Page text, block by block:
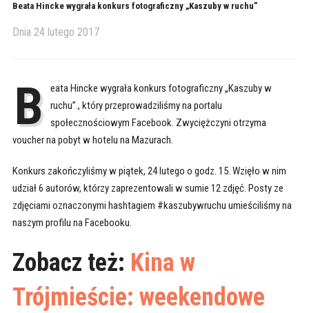
Beata Hincke wygrała konkurs fotograficzny „Kaszuby w ruchu”
Dnia 24 lutego 2017
B eata Hincke wygrała konkurs fotograficzny „Kaszuby w
ruchu”., który przeprowadziliśmy na portalu
społecznościowym Facebook. Zwyciężczyni otrzyma
voucher na pobyt w hotelu na Mazurach.
Konkurs zakończyliśmy w piątek, 24 lutego o godz. 15. Wzięło w nim
udział 6 autorów, którzy zaprezentowali w sumie 12 zdjęć. Posty ze
zdjęciami oznaczonymi hashtagiem #kaszubywruchu umieściliśmy na
naszym profilu na Facebooku.
Zobacz też: Kina w
Trójmieście: weekendowe